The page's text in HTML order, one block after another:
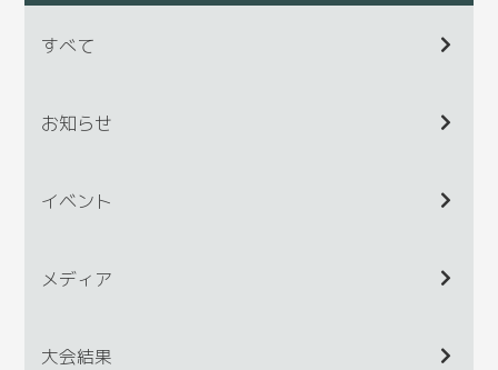
すべて
お知らせ
イベント
メディア
大会結果